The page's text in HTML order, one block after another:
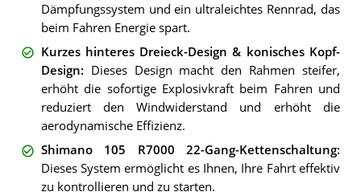
Dämpfungssystem und ein ultraleichtes Rennrad, das
beim Fahren Energie spart.
Kurzes hinteres Dreieck-Design & konisches Kopf-
Design: Dieses Design macht den Rahmen steifer,
erhöht die sofortige Explosivkraft beim Fahren und
reduziert den Windwiderstand und erhöht die
aerodynamische Effizienz.
Shimano 105 R7000 22-Gang-Kettenschaltung:
Dieses System ermöglicht es Ihnen, Ihre Fahrt effektiv
zu kontrollieren und zu starten.